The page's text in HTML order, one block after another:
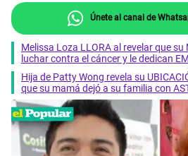
Únete al canal de
Melissa Loza LLORA al revelar que su
luchar contra el cáncer y le dedican
Hija de Patty Wong revela su
que su mamá dejó a su familia con